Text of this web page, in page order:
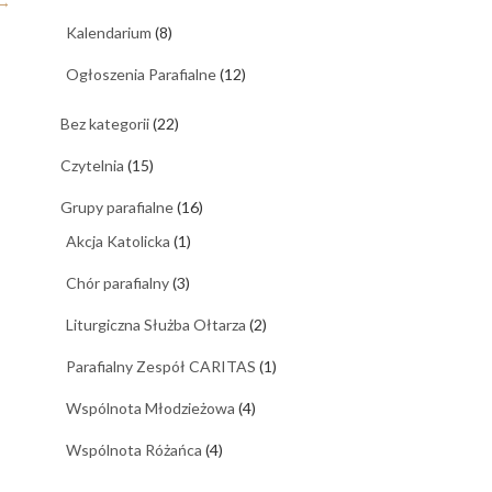
Kalendarium (8)
Ogłoszenia Parafialne(12)
Bez kategorii(22)
Czytelnia (15)
Grupy parafialne(16)
Akcja Katolicka (1)
Chór parafialny(3)
Liturgiczna Służba Ołtarza (2)
Parafialny Zespół CARITAS (1)
Wspólnota Młodzieżowa (4)
Wspólnota Różańca (4)